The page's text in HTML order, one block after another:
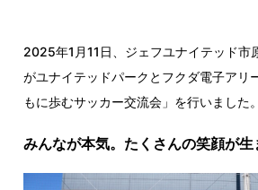
2025年1月11日、ジェフユナイテッド市
がユナイテッドパークとフクダ電子アリ
もに歩むサッカー交流会」を行いました。
みんなが本気。たくさんの笑顔が